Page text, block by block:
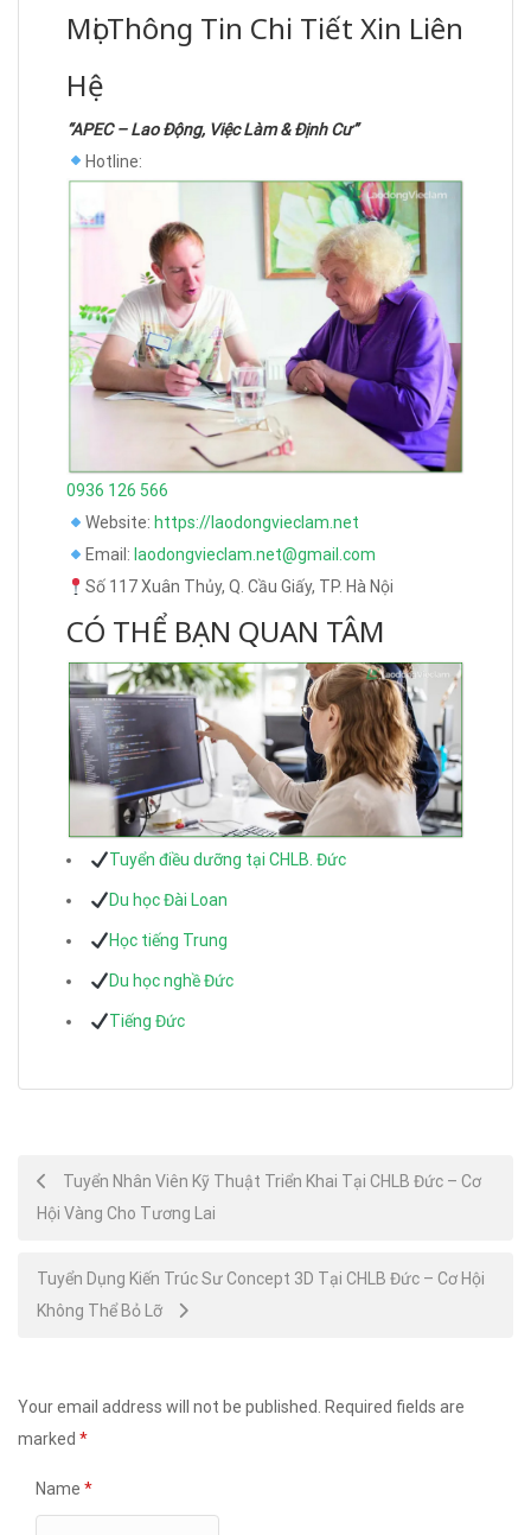
Mọi Thông Tin Chi Tiết Xin Liên
Hệ
“APEC – Lao Động, Việc Làm & Định Cư”
Hotline:
0936 126 566
Website: https://laodongvieclam.net
Email: laodongvieclam.net@gmail.com
Số 117 Xuân Thủy, Q. Cầu Giấy, TP. Hà Nội
CÓ THỂ BẠN QUAN TÂM
Tuyển điều dưỡng tại CHLB. Đức
Du học Đài Loan
Học tiếng Trung
Du học nghề Đức
Tiếng Đức
Post
navigation
Tuyển Nhân Viên Kỹ Thuật Triển Khai Tại CHLB Đức – Cơ
Hội Vàng Cho Tương Lai
Tuyển Dụng Kiến Trúc Sư Concept 3D Tại CHLB Đức – Cơ Hội
Không Thể Bỏ Lỡ
Your email address will not be published. Required fields are
marked *
Name *